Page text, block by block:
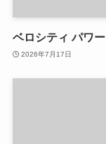
ベロシティ パワー
2026年7月17日